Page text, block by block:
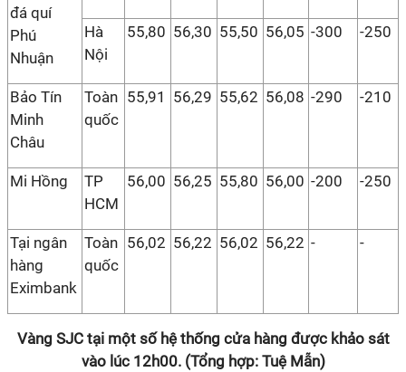
đá quí
Phú
Nhuận
Hà
Nội
55,80 56,30 55,50 56,05 -300 -250
Bảo Tín
Minh
Châu
Toàn
quốc
55,91 56,29 55,62 56,08 -290 -210
Mi Hồng
TP
HCM
56,00 56,25 55,80 56,00 -200 -250
Tại ngân
hàng
Eximbank
Toàn
quốc
56,02 56,22 56,02 56,22 - -
Vàng SJC tại một số hệ thống cửa hàng được khảo sát
vào lúc 12h00. (Tổng hợp: Tuệ Mẫn)